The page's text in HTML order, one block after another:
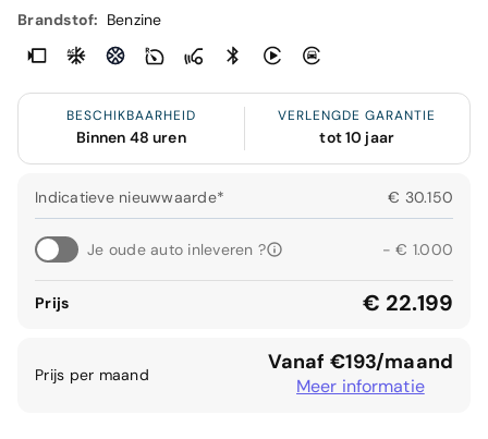
Brandstof: Benzine
BESCHIKBAARHEID
Binnen 48 uren
VERLENGDE GARANTIE
tot 10 jaar
Indicatieve nieuwwaarde* € 30.150
Je oude auto inleveren ? - € 1.000
Prijs € 22.199
Prijs per maand Vanaf €193/maand
Meer informatie